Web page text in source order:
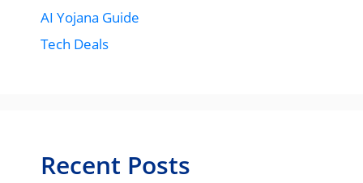
AI Yojana Guide
Tech Deals
Recent Posts